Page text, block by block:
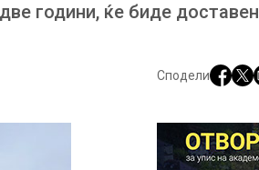
години, ќе биде доставен
Сподели